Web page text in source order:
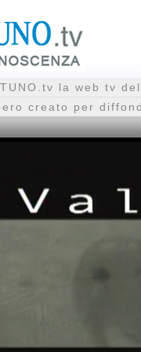
la web tv
creato per